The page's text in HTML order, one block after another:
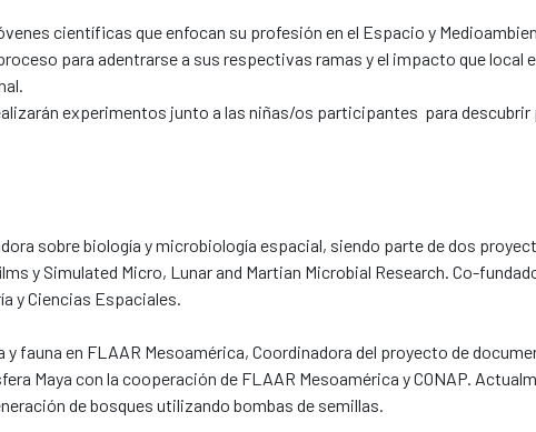
científicas que enfocan su profesión en el Espacio y
para adentrarse a sus respectivas ramas y el impacto que local e
experimentos junto a las niñas/os participantes para descubrir
sobre biología y microbiología espacial, siendo parte de dos
y Simulated Micro, Lunar and Martian Microbial Research. Co-
y Ciencias Espaciales.
y fauna en FLAAR Mesoamérica, Coordinadora del proyecto de
Maya con la cooperación de FLAAR Mesoamérica y CONAP.
de bosques utilizando bombas de semillas.